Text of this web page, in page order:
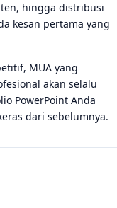
hingga distribusi
kesan pertama yang
MUA yang
akan selalu
PowerPoint Anda
dari sebelumnya.